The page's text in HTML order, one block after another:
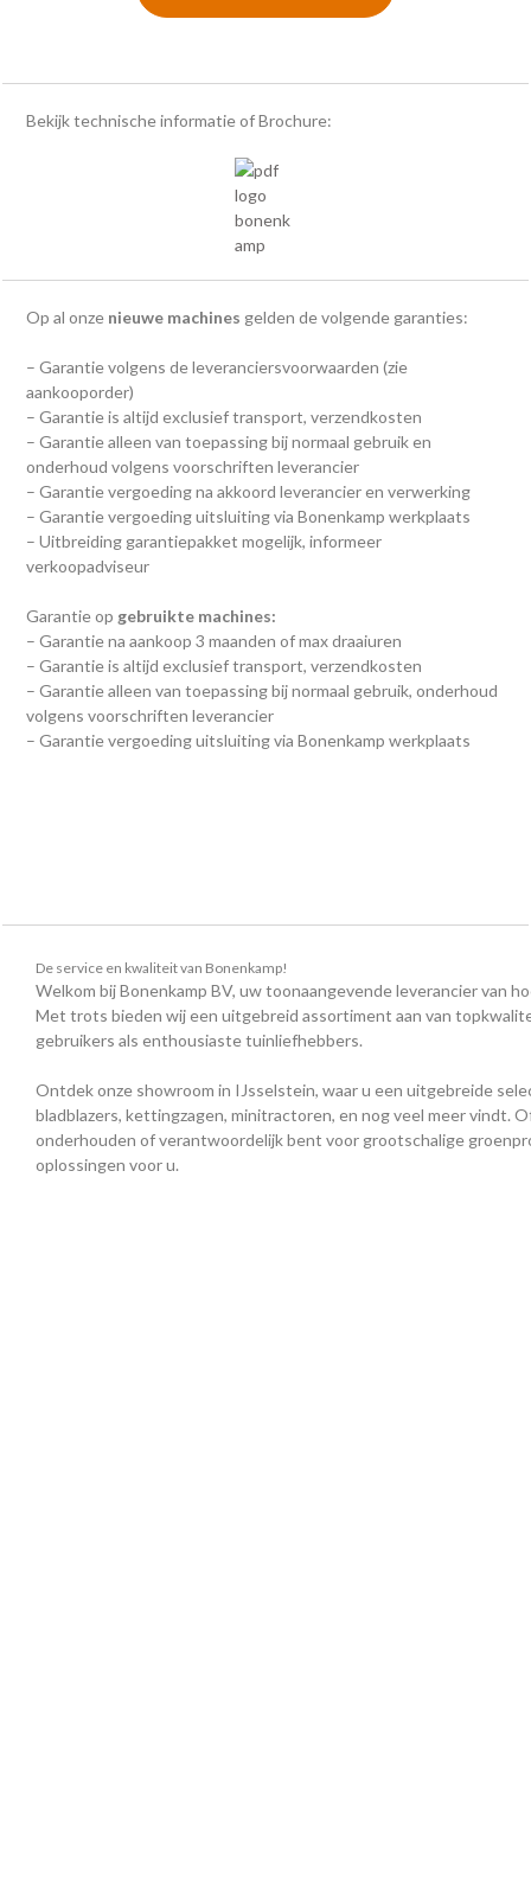
Bekijk technische informatie of Brochure:
Op al onze nieuwe machines gelden de volgende garanties:
– Garantie volgens de leveranciersvoorwaarden (zie
aankooporder)
– Garantie is altijd exclusief transport, verzendkosten
– Garantie alleen van toepassing bij normaal gebruik en
onderhoud volgens voorschriften leverancier
– Garantie vergoeding na akkoord leverancier en verwerking
– Garantie vergoeding uitsluiting via Bonenkamp werkplaats
– Uitbreiding garantiepakket mogelijk, informeer
verkoopadviseur
Garantie op gebruikte machines:
– Garantie na aankoop 3 maanden of max draaiuren
– Garantie is altijd exclusief transport, verzendkosten
– Garantie alleen van toepassing bij normaal gebruik, onderhoud
volgens voorschriften leverancier
– Garantie vergoeding uitsluiting via Bonenkamp werkplaats
De service en kwaliteit van Bonenkamp!
Welkom bij Bonenkamp BV, uw toonaangevende leverancier van
Met trots bieden wij een uitgebreid assortiment aan van
gebruikers als enthousiaste tuinliefhebbers.
Ontdek onze showroom in IJsselstein, waar u een uitgebreide
bladblazers, kettingzagen, minitractoren, en nog veel meer vindt.
onderhouden of verantwoordelijk bent voor grootschalige
oplossingen voor u.